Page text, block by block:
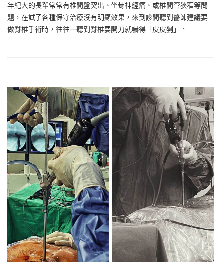
年紀大的長輩常常有椎間盤突出、坐骨神經痛、或椎間管狹窄等問
題，在試了各種保守治療沒有明顯效果，來到診間聽到醫師建議要
做脊椎手術時，往往一聽到脊椎要開刀就嚇得「皮皮剉」。